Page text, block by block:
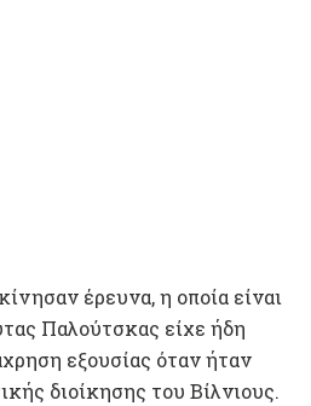
έρευνα, η οποία είναι
Παλούτσκας είχε ήδη
εξουσίας όταν ήταν
διοίκησης του Βίλνιους.